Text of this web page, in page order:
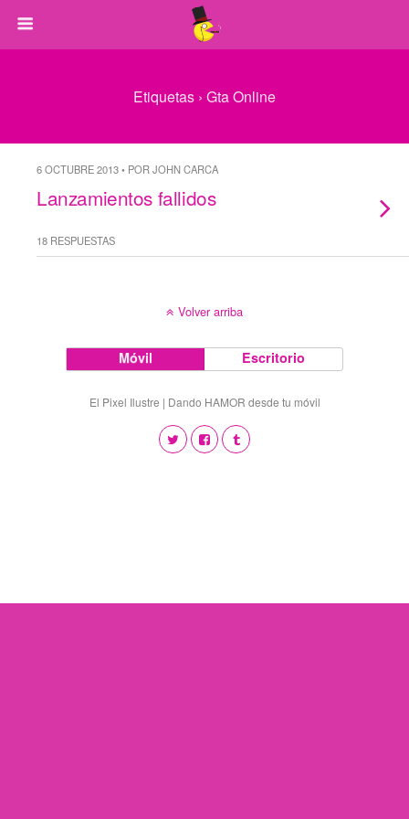
Etiquetas › Gta Online
6 OCTUBRE 2013 • POR JOHN CARCA
Lanzamientos fallidos
18 RESPUESTAS
Volver arriba
Móvil Escritorio
El Pixel Ilustre | Dando HAMOR desde tu móvil